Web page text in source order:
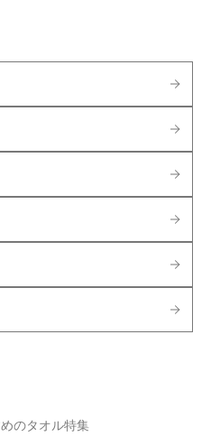
のタオル特集